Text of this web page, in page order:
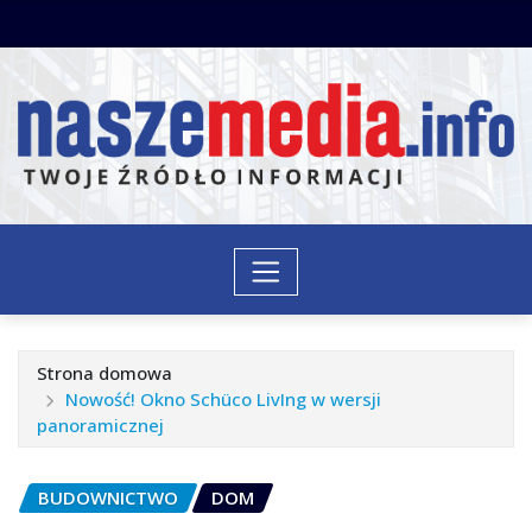
do
Strona domowa
Nowość! Okno Schüco LivIng w wersji
panoramicznej
BUDOWNICTWO DOM